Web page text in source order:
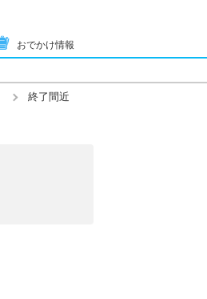
おでかけ情報
終了間近